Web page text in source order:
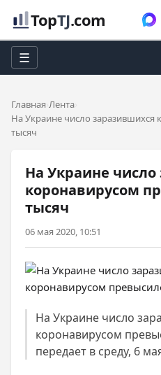
TopTJ.com
☰
Главная Лента
На Украине число заразившихся
тысяч
На Украине
коронавирусом
тысяч
06 мая 2020, 10:51
На Украине число
коронавирусом
передает в среду, 6